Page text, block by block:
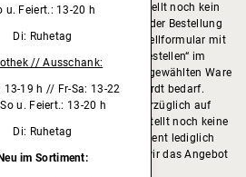
u. Feiert.: 13-20 h
Di: Ruhetag
// Ausschank:
13-19 h // Fr-Sa: 13-22
u. Feiert.: 13-20 h
Di: Ruhetag
Neu im Sortiment:
in unserem Onlineshop stellt noch kein
an den Kunden dar. Mit der Bestellung
bereitgestellte Bestellformular mit
„zahlungspflichtig bestellen“ im
Angebot zum Kauf der ausgewählten Ware
durch das Weingut Reinhardt bedarf.
wird dem Kunden unverzüglich auf
Diese Bestellbestätigung stellt noch keine
Die Bestellbestätigung dient lediglich
zeigt dem Kunden, dass wir das Angebot